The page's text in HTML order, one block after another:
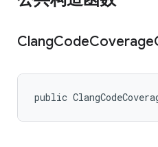
ClangCodeCoverage
public